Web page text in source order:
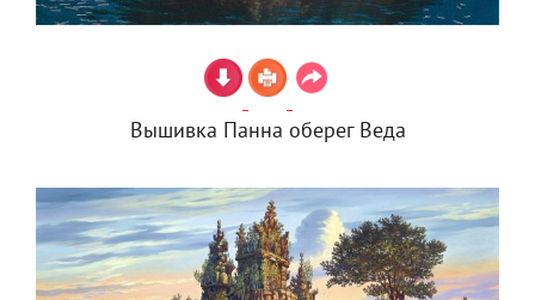
Вышивка Панна оберег Веда